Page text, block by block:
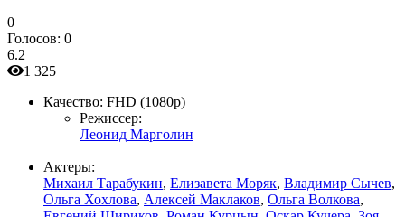
0
Голосов: 0
6.2
1 325
Качество: FHD (1080p)
Режиссер:
Леонид Марголин
Актеры:
Михаил Тарабукин, Елизавета Моряк, Владимир Сычев,
Ольга Хохлова, Алексей Маклаков, Ольга Волкова,